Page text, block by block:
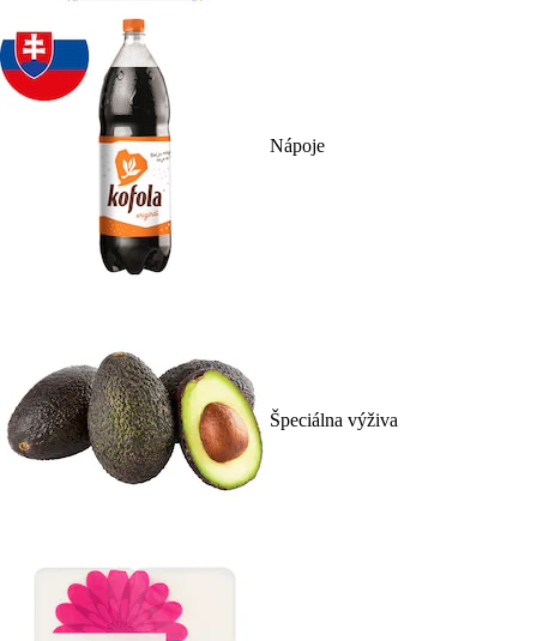
Nápoje
Špeciálna výživa